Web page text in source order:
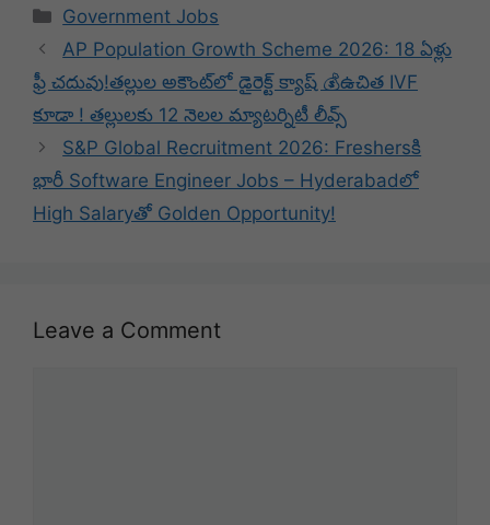
Categories
Government Jobs
AP Population Growth Scheme 2026: 18 ఏళ్లు
ఫ్రీ చదువు!తల్లుల అకౌంట్‌లో డైరెక్ట్ క్యాష్ 💰ఉచిత IVF
కూడా ! తల్లులకు 12 నెలల మ్యాటర్నిటీ లీవ్స్
S&P Global Recruitment 2026: Freshersకి
భారీ Software Engineer Jobs – Hyderabadలో
High Salaryతో Golden Opportunity!
Leave a Comment